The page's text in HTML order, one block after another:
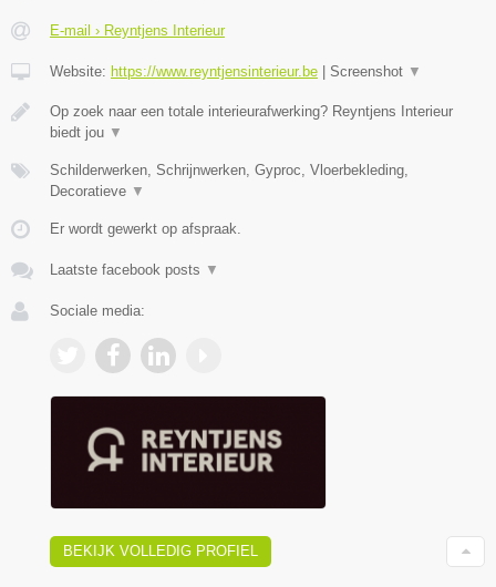
E-mail › Reyntjens Interieur
Website: https://www.reyntjensinterieur.be Screenshot ▼
Op zoek naar een totale interieurafwerking? Reyntjens Interieur
biedt jou ▼
Schilderwerken, Schrijnwerken, Gyproc, Vloerbekleding,
Decoratieve ▼
Er wordt gewerkt op afspraak.
Laatste facebook posts ▼
Sociale media:
BEKIJK VOLLEDIG PROFIEL